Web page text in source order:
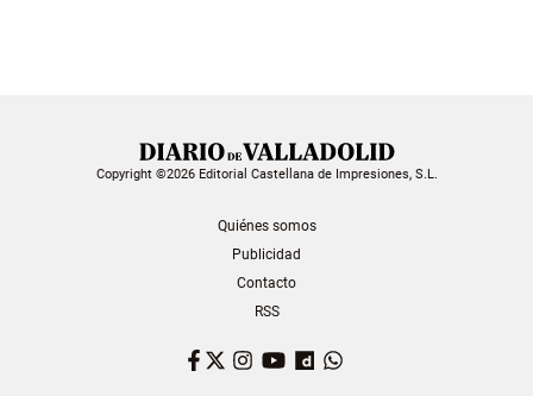
Copyright ©2026 Editorial Castellana de Impresiones, S.L.
Quiénes somos
Publicidad
Contacto
RSS
Facebook
TwitterInstagram
YouTubeDailymotion